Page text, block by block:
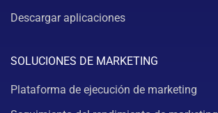
Descargar aplicaciones
SOLUCIONES DE MARKETING
Plataforma de ejecución de marketing